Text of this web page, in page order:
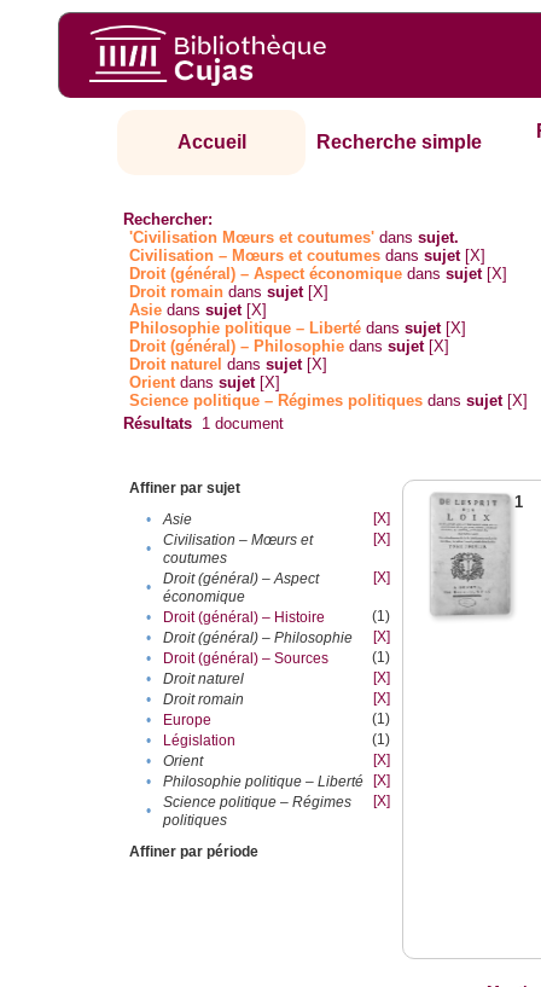
Accueil Recherche simple
Rechercher:
'Civilisation Mœurs et coutumes' danssujet.
Civilisation – Mœurs et coutumes danssujet [X]
Droit (général) – Aspect économique danssujet [X]
Droit romain danssujet [X]
Asie danssujet [X]
Philosophie politique – Liberté danssujet [X]
Droit (général) – Philosophie danssujet [X]
Droit naturel danssujet [X]
Orientdanssujet [X]
Science politique – Régimes politiques danssujet [X]
Résultats 1 document
Affiner par sujet
•
Asie
[X]
•
Civilisation – Mœurs et
coutumes
[X]
•
Droit (général) – Aspect
économique
[X]
• Droit (général) – Histoire
(1)
•
Droit (général) – Philosophie
[X]
•
Droit (général) – Sources
(1)
•
Droit naturel
[X]
•
Droit romain
[X]
•
Europe
(1)
•
Législation
(1)
•
Orient
[X]
•
Philosophie politique – Liberté
[X]
•
Science politique – Régimes
politiques
[X]
Affiner par période
1